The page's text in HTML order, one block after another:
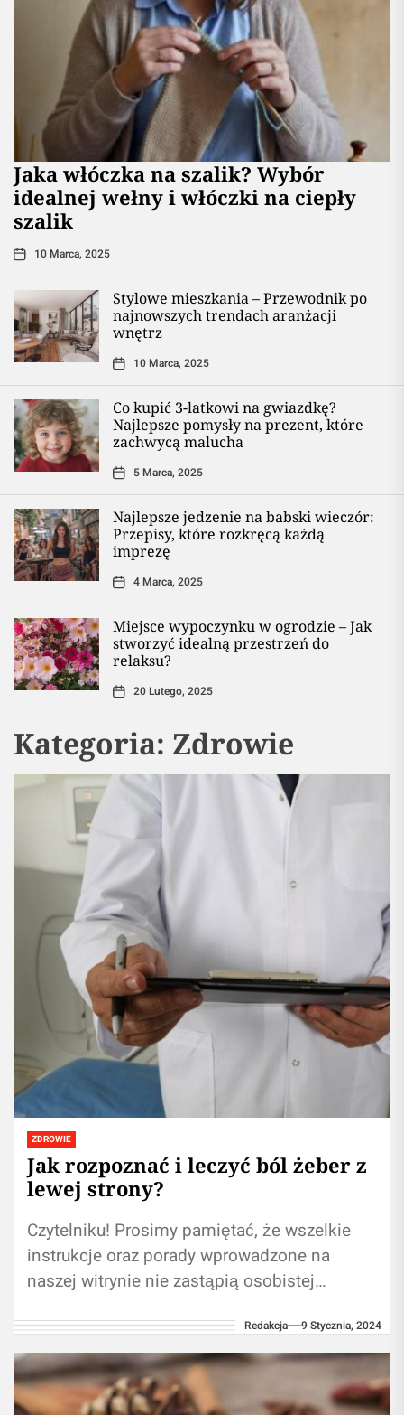
Jaka włóczka na szalik? Wybór
idealnej wełny i włóczki na ciepły
szalik
10 Marca, 2025
Stylowe mieszkania – Przewodnik po
najnowszych trendach aranżacji
wnętrz
10 Marca, 2025
Co kupić 3-latkowi na gwiazdkę?
Najlepsze pomysły na prezent, które
zachwycą malucha
5 Marca, 2025
Najlepsze jedzenie na babski wieczór:
Przepisy, które rozkręcą każdą
imprezę
4 Marca, 2025
Miejsce wypoczynku w ogrodzie – Jak
stworzyć idealną przestrzeń do
relaksu?
20 Lutego, 2025
Kategoria: Zdrowie
ZDROWIE
Jak rozpoznać i leczyć ból żeber z
lewej strony?
Czytelniku! Prosimy pamiętać, że wszelkie
instrukcje oraz porady wprowadzone na
naszej witrynie nie zastąpią osobistej
Korzystanie z treści zawartych na naszym
blogu...
Redakcja 9 Stycznia, 2024